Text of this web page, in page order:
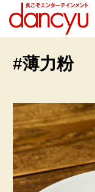
#薄力粉